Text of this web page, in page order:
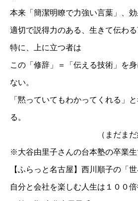
本来「簡潔明瞭で力強い言葉」、
適切で説得力のある、生きて伝わる
特に、上に立つ者は
この「修辞」＝「伝える技術」を
ない。
「黙っていてもわかってくれる」
る。
（まだまだ続
※大谷由里子さんの台本塾の卒業生
【ふらっと名古屋】西川順子の「
自分と会社を楽しむ人生は１００倍